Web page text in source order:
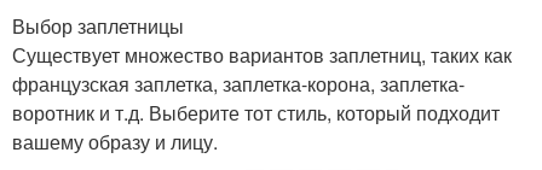
Выбор заплетницы
Существует множество вариантов заплетниц, таких как
французская заплетка, заплетка-корона, заплетка-
воротник и т.д. Выберите тот стиль, который подходит
вашему образу и лицу.